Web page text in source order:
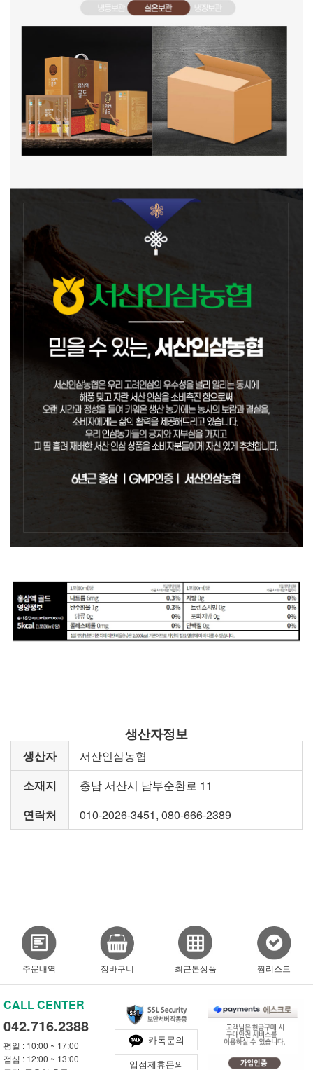
생산자정보
생산자
서산인삼농협
소재지
충남 서산시 남부순환로 11
연락처
010-2026-3451, 080-666-2389
주문내역 장바구니 최근본상품 찜리스트
CALL CENTER
042.716.2388
평일 : 10:00 ~ 17:00
점심 : 12:00 ~ 13:00
카톡문의
입점제휴문의